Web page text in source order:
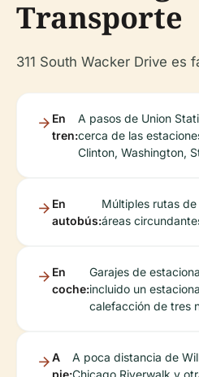
Transporte
311 South Wacker Drive es
En
tren:
A pasos de Union
cerca de las
Clinton, Washington,
En
autobús:
Múltiples rutas
áreas
En
coche:
Garajes de
incluido un
calefacción de tres
A
A poca distancia de